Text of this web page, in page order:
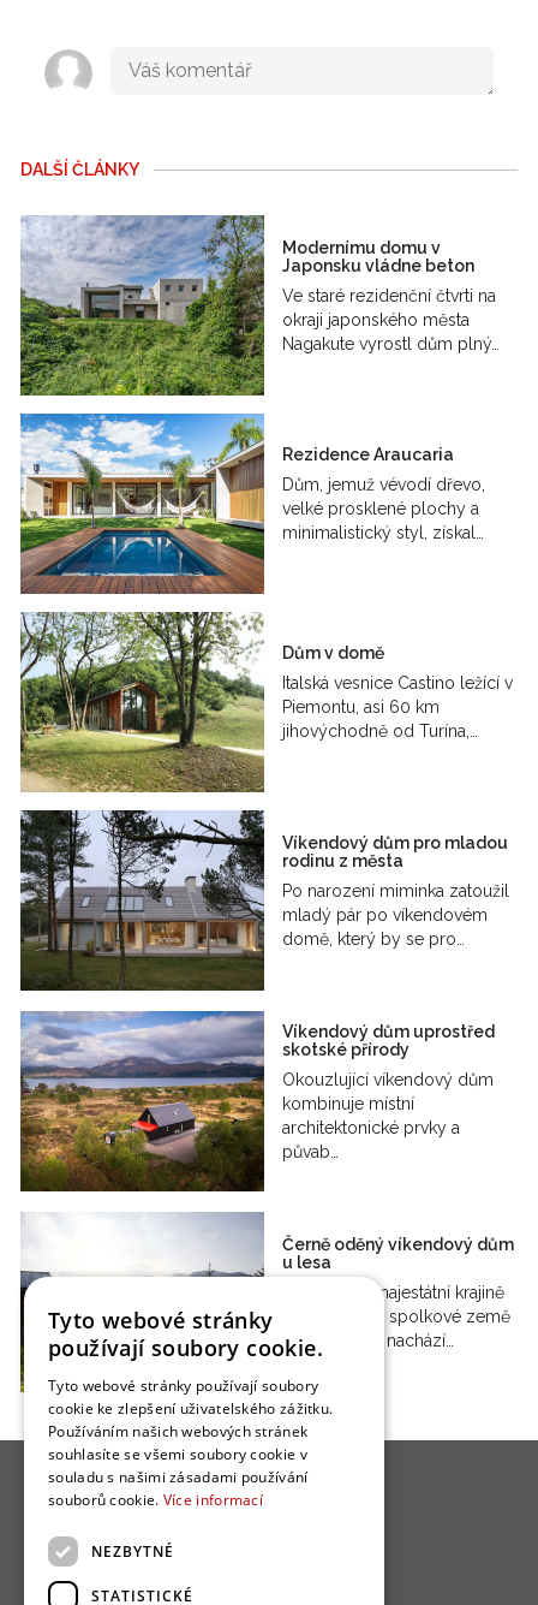
DALŠÍ ČLÁNKY
Modernímu domu v
Japonsku vládne beton
Ve staré rezidenční čtvrti na
okraji japonského města
Nagakute vyrostl dům plný…
Rezidence Araucaria
Dům, jemuž vévodí dřevo,
velké prosklené plochy a
minimalistický styl, získal…
Dům v domě
Italská vesnice Castino ležící v
Piemontu, asi 60 km
jihovýchodně od Turína,…
Víkendový dům pro mladou
rodinu z města
Po narození miminka zatoužil
mladý pár po víkendovém
domě, který by se pro…
Víkendový dům uprostřed
skotské přírody
Okouzlující víkendový dům
kombinuje místní
architektonické prvky a
půvab…
Černě oděný víkendový dům
u lesa
V úchvatné majestátní krajině
Vorarlberska, spolkové země
Rakouska, se nachází…
Tyto webové stránky
používají soubory cookie.
Tyto webové stránky používají soubory
cookie ke zlepšení uživatelského zážitku.
Používáním našich webových stránek
souhlasíte se všemi soubory cookie v
souladu s našimi zásadami používání
souborů cookie. Více informací
NEZBYTNÉ
STATISTICKÉ